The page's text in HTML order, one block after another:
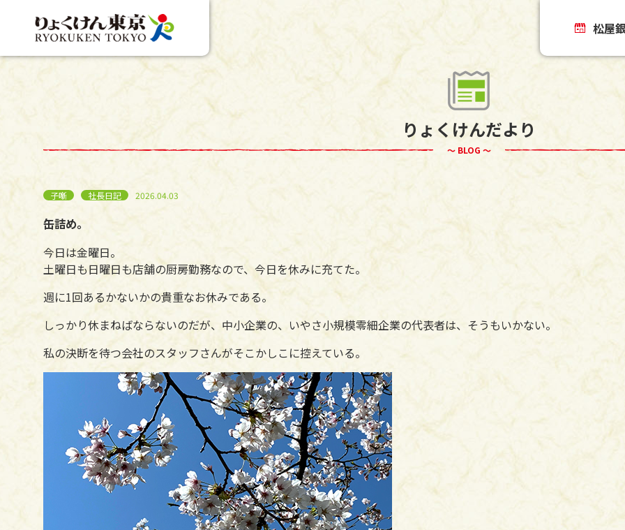
松屋
りょくけんだより
～ BLOG ～
子噺 社長日記 2026.04.03
缶詰め。
今日は金曜日。
土曜日も日曜日も店舗の厨房勤務なので、今日を休みに充てた。
週に1回あるかないかの貴重なお休みである。
しっかり休まねばならないのだが、中小企業の、いやさ小規模零細企業の代表者は、そうもいかない。
私の決断を待つ会社のスタッフさんがそこかしこに控えている。